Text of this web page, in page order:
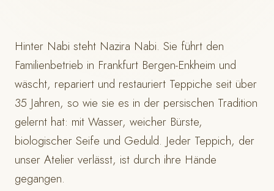
Hinter Nabi steht Nazira Nabi. Sie führt den
Familienbetrieb in Frankfurt Bergen-Enkheim und
wäscht, repariert und restauriert Teppiche seit über
35 Jahren, so wie sie es in der persischen Tradition
gelernt hat: mit Wasser, weicher Bürste,
biologischer Seife und Geduld. Jeder Teppich, der
unser Atelier verlässt, ist durch ihre Hände
gegangen.